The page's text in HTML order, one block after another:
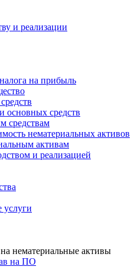
и реализации
на прибыль
основных средств
средствам
нематериальных активов
активам
и реализацией
нематериальные активы
на ПО